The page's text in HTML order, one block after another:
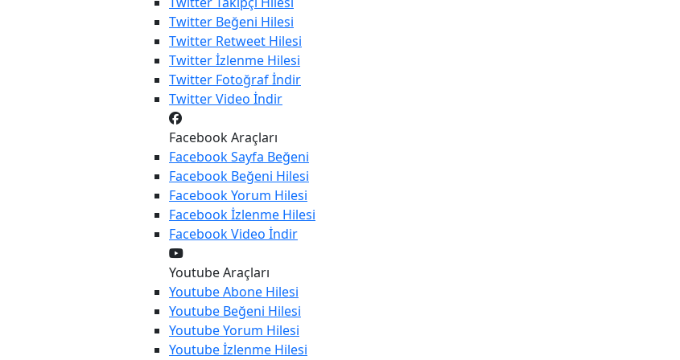
Twitter Beğeni Hilesi
Twitter Retweet Hilesi
Twitterİzlenme Hilesi
Twitter Fotoğraf İndir
TwitterVideo İndir
Facebook Araçları
FacebookSayfa Beğeni
Facebook Beğeni Hilesi
FacebookYorum Hilesi
Facebookİzlenme Hilesi
FacebookVideo İndir
Youtube Araçları
YoutubeAbone Hilesi
Youtube Beğeni Hilesi
YoutubeYorum Hilesi
Youtubeİzlenme Hilesi